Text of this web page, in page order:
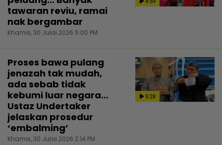
tawaran reviu, ramai
nak bergambar
Khamis, 30 Julai 2026 5:00 PM
5:28
Proses bawa pulang
jenazah tak mudah,
ada sebab tidak
kebumi luar negara...
Ustaz Undertaker
jelaskan prosedur
‘embalming’
Khamis, 30 Julai 2026 2:14 PM